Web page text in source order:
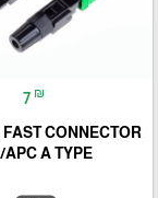
7 ₪
CONNECTOR
APC A TYPE